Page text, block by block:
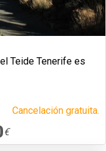
Teide Tenerife es
Cancelación gratuita.
€